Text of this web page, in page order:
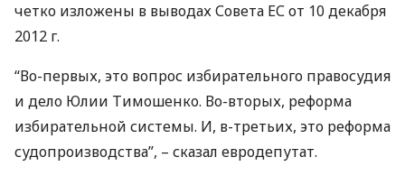
четко изложены в выводах Совета ЕС от 10 декабря
2012 г.
“Во-первых, это вопрос избирательного правосудия
и дело Юлии Тимошенко. Во-вторых, реформа
избирательной системы. И, в-третьих, это реформа
судопроизводства”, – сказал евродепутат.